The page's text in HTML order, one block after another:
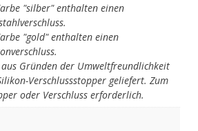
"silber" enthalten einen
"gold" enthalten einen
Gründen der Umweltfreundlichkeit
Verschlussstopper geliefert. Zum
oder Verschluss erforderlich.